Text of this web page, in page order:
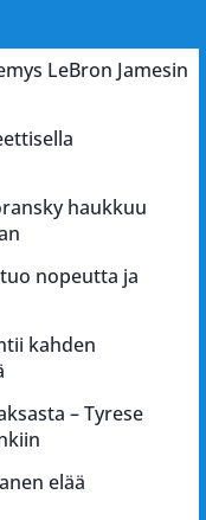
LeBron Jamesin
haukkuu
nopeutta ja
kahden
– Tyrese
elää